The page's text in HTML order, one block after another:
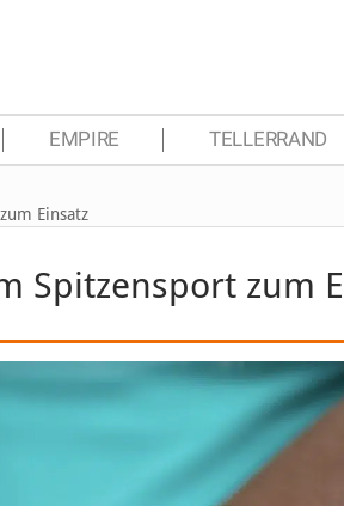
EMPIRE TELLERRAND
Einsatz
Spitzensport zum